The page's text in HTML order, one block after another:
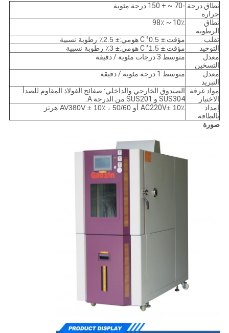
نطاق درجة
حرارة
-70 ~ + 150 درجة مئوية
نطاق
الرطوبة
10٪ ~ 98٪
تقلب مؤقت:± 0.5 ° C هومي:
± 2.5٪ رطوبة نسبية
التوحيد
مؤقت:± 1.5 ° C هومي:
± 3٪ رطوبة نسبية
معدل
التسخين
متوسط ​​3 درجات مئوية / دقيقة
معدل
التبريد
متوسط ​​1 درجة مئوية / دقيقة
مواد غرفة
الاختبار
الصندوق الخارجي والداخلي: صفائح الفولاذ المقاوم للصدأ
SUS304 و SUS201 من الدرجة A.
إمداد
بالطاقة
AC220V± 10٪ أو AV380V ± 10٪ ، 50/60 هرتز
صورة